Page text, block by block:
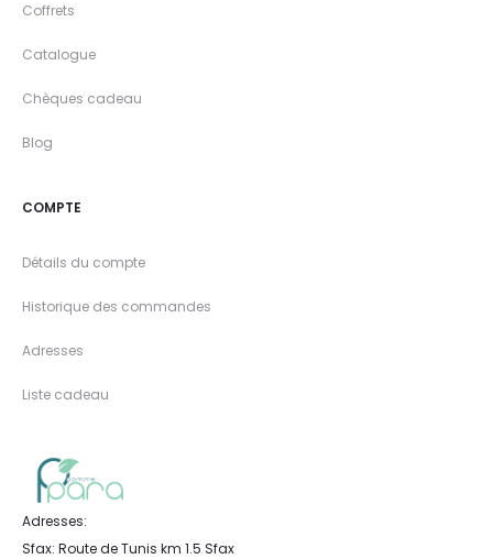
Coffrets
Catalogue
Chèques cadeau
Blog
COMPTE
Détails du compte
Historique des commandes
Adresses
Liste cadeau
Adresses:
Sfax: Route de Tunis km 1.5 Sfax